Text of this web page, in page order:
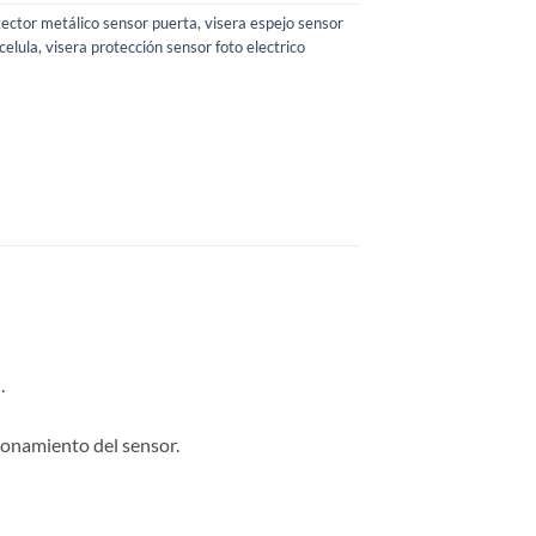
metálico sensor puerta, visera espejo sensor
, visera protección sensor foto electrico
del sensor.